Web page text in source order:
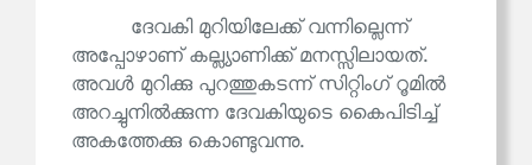
ദേവകി മുറിയിലേക്ക് വന്നില്ലെന്ന്
അപ്പോഴാണ് കല്ല്യാണിക്ക് മനസ്സിലായത്.
അവൾ മുറിക്കു പുറത്തുകടന്ന് സിറ്റിംഗ് റൂമിൽ
അറച്ചുനിൽക്കുന്ന ദേവകിയുടെ കൈപിടിച്ച്
അകത്തേക്കു കൊണ്ടുവന്നു.